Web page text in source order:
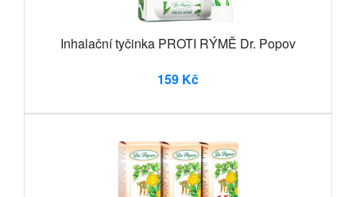
Inhalační tyčinka PROTI RÝMĚ Dr. Popov
159 Kč